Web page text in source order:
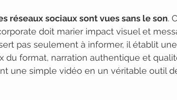
réseaux sociaux sont vues sans le son.
doit marier impact visuel et
pas seulement à informer, il établit
du format, narration authentique et
une simple vidéo en un véritable outil